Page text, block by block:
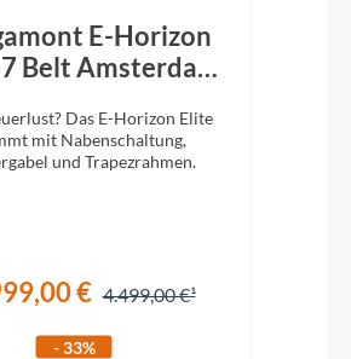
E-Horizon
Belt Amsterdam
mortar grey
Das E-Horizon Elite
mit Nabenschaltung,
und Trapezrahmen.
€ 4.499,00 €
- 33%